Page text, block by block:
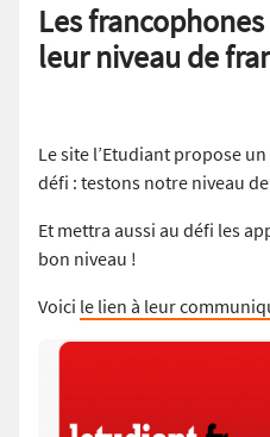
Les
leur niveau de
Le site l’Etudiant propose un
défi : testons notre niveau
Et mettra aussi au défi les
bon niveau !
Voici le lien à leur